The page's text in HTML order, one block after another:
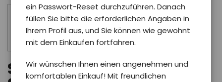
ein Passwort-Reset durchzuführen. Danach
füllen Sie bitte die erforderlichen Angaben in
Ihrem Profil aus, und Sie können wie gewohnt
mit dem Einkaufen fortfahren.
Wir wünschen Ihnen einen angenehmen und
komfortablen Einkauf! Mit freundlichen
Sweatshirt Phoenix PXI